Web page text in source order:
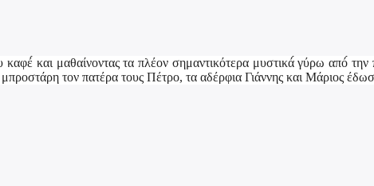
και μαθαίνοντας τα πλέον σημαντικότερα μυστικά́ γύρω από́
τον πατέρα τους Πέτρο, τα αδέρφια Γιάννης και Μάριος